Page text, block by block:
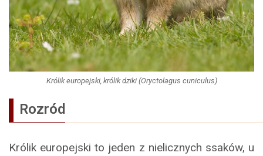
Królik europejski, królik dziki (Oryctolagus cuniculus)
Rozród
Królik europejski to jeden z nielicznych ssaków, u